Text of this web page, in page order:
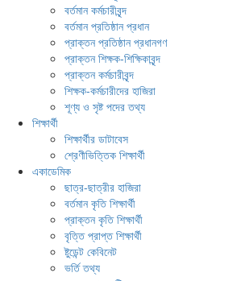
বর্তমান কর্মচারীবৃন্দ
বর্তমান প্রতিষ্ঠান প্রধান
প্রাক্তন প্রতিষ্ঠান প্রধানগণ
প্রাক্তন শিক্ষক-শিক্ষিকাবৃন্দ
প্রাক্তন কর্মচারীবৃন্দ
শিক্ষক-কর্মচারীদের হাজিরা
শূণ্য ও সৃষ্ট পদের তথ্য
শিক্ষার্থী
শিক্ষার্থীর ডাটাবেস
শ্রেণীভিত্তিক শিক্ষার্থী
একাডেমিক
ছাত্র-ছাত্রীর হাজিরা
বর্তমান কৃতি শিক্ষার্থী
প্রাক্তন কৃতি শিক্ষার্থী
বৃত্তি প্রাপ্ত শিক্ষার্থী
ষ্টুডেন্ট কেবিনেট
ভর্তি তথ্য